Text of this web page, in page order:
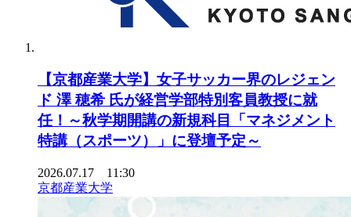
【京都産業大学】女子サッカー界のレジェン
ド 澤 穂希 氏が経営学部特別客員教授に就
任！～秋学期開講の新規科目「マネジメント
特講（スポーツ）」に登壇予定～
2026.07.17 11:30
京都産業大学